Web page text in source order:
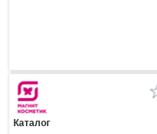
Каталог